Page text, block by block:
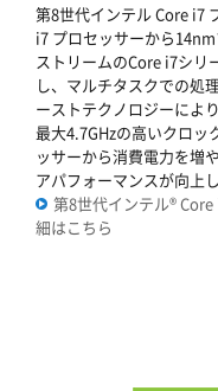
第8世代インテル Core i7
i7 プロセッサーから
ストリームのCore i7シリ
し、マルチタスクでの処
ーストテクノロジーによ
最大4.7GHzの高いクロッ
ッサーから消費電力を増
アパフォーマンスが向上
第8世代インテル®
細はこちら